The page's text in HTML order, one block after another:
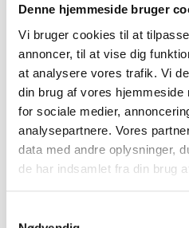
Denne hjemmeside bruger
Vi bruger cookies til at
annoncer, til at vise dig
at analysere vores trafik. Vi
din brug af vores hjemmeside
for sociale medier,
analysepartnere. Vores
data med andre oplysninger,
de har indsamlet fra din brug
ANDET INFO 5
RELATEREDE VARER